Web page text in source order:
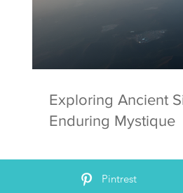
Exploring Ancient
Enduring Mystique
Pintrest